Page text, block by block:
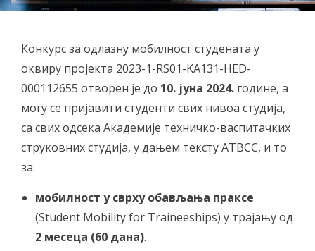
Конкурс за одлазну мобилност студената у
оквиру пројекта 2023-1-RS01-KA131-HED-
000112655 отворен је до 10. јуна 2024. године, а
могу се пријавити студенти свих нивоа студија,
са свих одсека Академије техничко-васпитачких
струковних студија, у дањем тексту АТВСС, и то
за:
мобилност у сврху обављања праксе
(Student Mobility for Traineeships) у трајању од
2 месеца (60 дана).